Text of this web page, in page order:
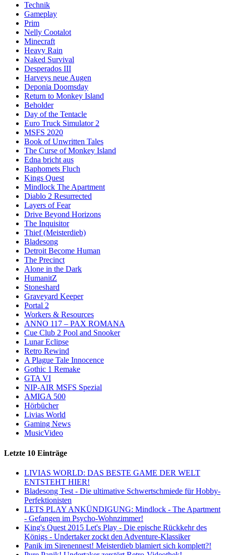
Technik
Gameplay
Prim
Nelly Cootalot
Minecraft
Heavy Rain
Naked Survival
Desperados III
Harveys neue Augen
Deponia Doomsday
Return to Monkey Island
Beholder
Day of the Tentacle
Euro Truck Simulator 2
MSFS 2020
Book of Unwritten Tales
The Curse of Monkey Island
Edna bricht aus
Baphomets Fluch
Kings Quest
Mindlock The Apartment
Diablo 2 Resurrected
Layers of Fear
Drive Beyond Horizons
The Inquisitor
Thief (Meisterdieb)
Bladesong
Detroit Become Human
The Precinct
Alone in the Dark
HumanitZ
Stoneshard
Graveyard Keeper
Portal 2
Workers & Resources
ANNO 117 – PAX ROMANA
Cue Club 2 Pool and Snooker
Lunar Eclipse
Retro Rewind
A Plague Tale Innocence
Gothic 1 Remake
GTA VI
NIP-AIR MSFS Spezial
AMIGA 500
Hörbücher
Livias World
Gaming News
MusicVideo
Letzte 10 Einträge
LIVIAS WORLD: DAS BESTE GAME DER WELT
ENTSTEHT HIER!
Bladesong Test - Die ultimative Schwertschmiede für Hobby-
Perfektionisten
LETS PLAY ANKÜNDIGUNG: Mindlock - The Apartment
- Gefangen im Psycho-Wohnzimmer!
King's Quest 2015 Let's Play - Die epische Rückkehr des
Königs - Undertaker zockt den Adventure-Klassiker
Panik im Sirenennest! Meisterdieb blamiert sich komplett?!